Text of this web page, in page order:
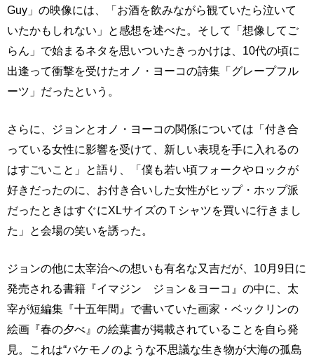
Guy」の映像には、「お酒を飲みながら観ていたら泣いて
いたかもしれない」と感想を述べた。そして「想像してご
らん」で始まるネタを思いついたきっかけは、10代の頃に
出逢って衝撃を受けたオノ・ヨーコの詩集「グレープフル
ーツ」だったという。
さらに、ジョンとオノ・ヨーコの関係については「付き合
っている女性に影響を受けて、新しい表現を手に入れるの
はすごいこと」と語り、「僕も若い頃フォークやロックが
好きだったのに、お付き合いした女性がヒップ・ホップ派
だったときはすぐにXLサイズのＴシャツを買いに行きまし
た」と会場の笑いを誘った。
ジョンの他に太宰治への想いも有名な又吉だが、10月9日に
発売される書籍『イマジン ジョン＆ヨーコ』の中に、太
宰が短編集『十五年間』で書いていた画家・ベックリンの
絵画『春の夕べ』の絵葉書が掲載されていることを自ら発
見。これは“バケモノのような不思議な生き物が大海の孤島